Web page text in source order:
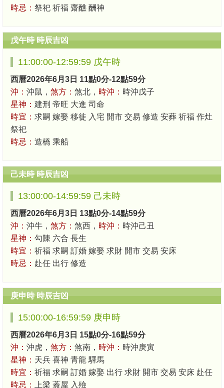
時忌： 祭祀 祈福 齋醮 酬神
戊午時 時辰吉凶
11:00:00-12:59:59 戊午時
西曆2026年6月3日 11點0分-12點59分
沖： 沖鼠， 煞方： 煞北， 時沖： 時沖戊子
星神： 建刑 帝旺 大進 司命
時宜： 求嗣 嫁娶 移徙 入宅 開市 交易 修造 安葬 祈福 作灶
祭祀
時忌： 造橋 乘船
己未時 時辰吉凶
13:00:00-14:59:59 己未時
西曆2026年6月3日 13點0分-14點59分
沖： 沖牛， 煞方： 煞西， 時沖： 時沖己丑
星神： 勾陳 六合 長生
時宜： 祈福 求嗣 訂婚 嫁娶 求財 開市 交易 安床
時忌： 赴任 出行 修造
庚申時 時辰吉凶
15:00:00-16:59:59 庚申時
西曆2026年6月3日 15點0分-16點59分
沖： 沖虎， 煞方： 煞南， 時沖： 時沖庚寅
星神： 天兵 喜神 青龍 驛馬
時宜： 祈福 求嗣 訂婚 嫁娶 出行 求財 開市 交易 安床 赴任
時忌：
上梁 蓋屋 入殮